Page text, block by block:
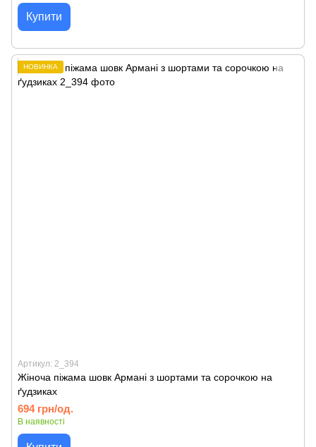
Купити
НОВИНКА
Артикул: 2_394
Жіноча піжама шовк Армані з шортами та сорочкою на
ґудзиках
694 грн/од.
В наявності